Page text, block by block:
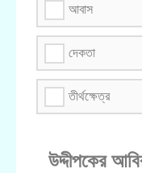
আবাস
দেকতা
তীর্থক্ষেত্র
উদ্দীপকের